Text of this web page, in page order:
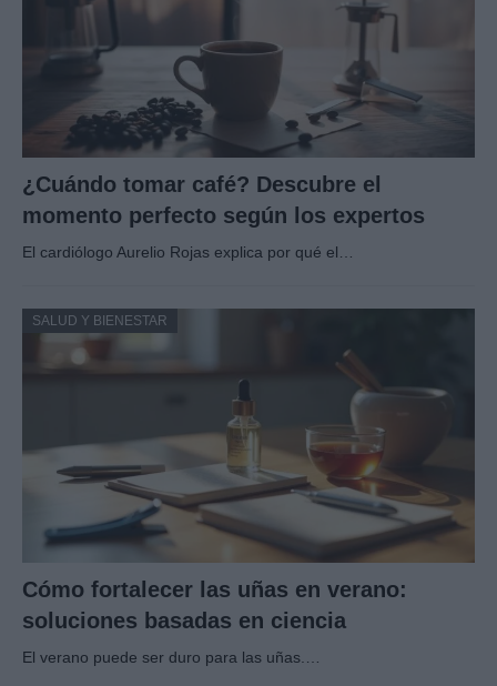
¿Cuándo tomar café? Descubre el
momento perfecto según los expertos
El cardiólogo Aurelio Rojas explica por qué el…
SALUD Y BIENESTAR
Cómo fortalecer las uñas en verano:
soluciones basadas en ciencia
El verano puede ser duro para las uñas.…